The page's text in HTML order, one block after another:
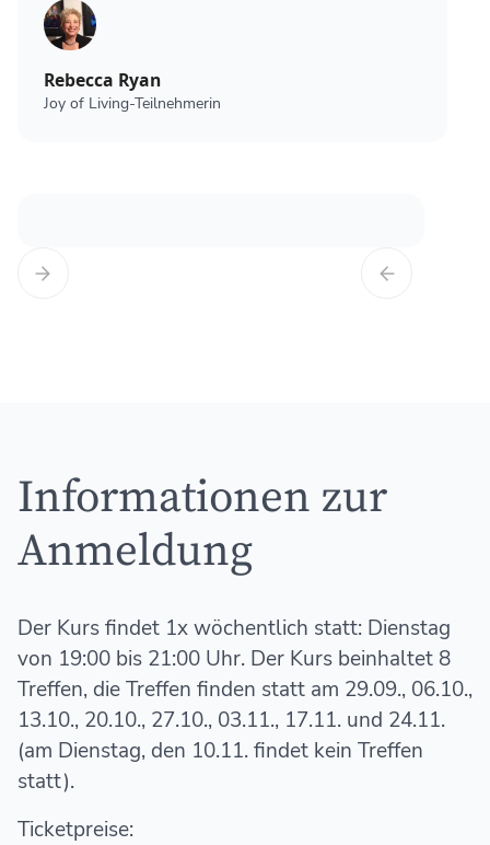
Rebecca Ryan
Joy of Living-Teilnehmerin
Informationen zur
Anmeldung
Der Kurs findet 1x wöchentlich statt: Dienstag
von 19:00 bis 21:00 Uhr. Der Kurs beinhaltet 8
Treffen, die Treffen finden statt am 29.09., 06.10.,
13.10., 20.10., 27.10., 03.11., 17.11. und 24.11.
(am Dienstag, den 10.11. findet kein Treffen
statt).
Ticketpreise: